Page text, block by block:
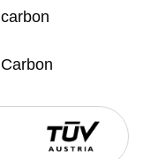
carbon
Carbon